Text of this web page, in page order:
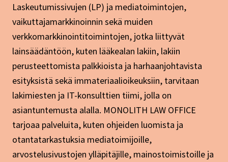
Laskeutumissivujen (LP) ja mediatoimintojen,
vaikuttajamarkkinoinnin sekä muiden
verkkomarkkinointitoimintojen, jotka liittyvät
lainsäädäntöön, kuten lääkealan lakiin, lakiin
perusteettomista palkkioista ja harhaanjohtavista
esityksistä sekä immateriaalioikeuksiin, tarvitaan
lakimiesten ja IT-konsulttien tiimi, jolla on
asiantuntemusta alalla. MONOLITH LAW OFFICE
tarjoaa palveluita, kuten ohjeiden luomista ja
otantatarkastuksia mediatoimijoille,
arvostelusivustojen ylläpitäjille, mainostoimistoille ja